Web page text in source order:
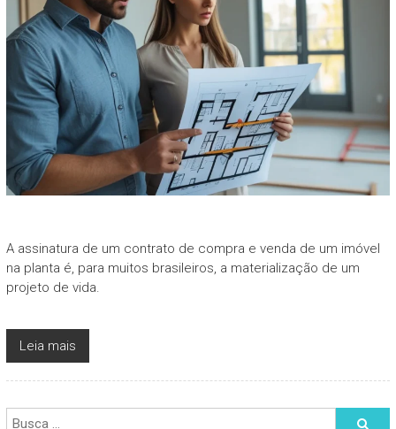
A assinatura de um contrato de compra e venda de um imóvel
na planta é, para muitos brasileiros, a materialização de um
projeto de vida.
Leia mais